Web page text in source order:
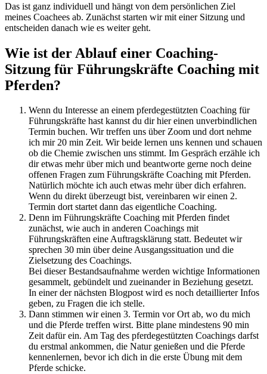
Das ist ganz individuell und hängt von dem persönlichen Ziel
meines Coachees ab. Zunächst starten wir mit einer Sitzung und
entscheiden danach wie es weiter geht.
Wie ist der Ablauf einer Coaching-
Sitzung für Führungskräfte Coaching mit
Pferden?
Wenn du Interesse an einem pferdegestützten Coaching für
Führungskräfte hast kannst du dir hier einen unverbindlichen
Termin buchen. Wir treffen uns über Zoom und dort nehme
ich mir 20 min Zeit. Wir beide lernen uns kennen und schauen
ob die Chemie zwischen uns stimmt. Im Gespräch erzähle ich
dir etwas mehr über mich und beantworte gerne noch deine
offenen Fragen zum Führungskräfte Coaching mit Pferden.
Natürlich möchte ich auch etwas mehr über dich erfahren.
Wenn du direkt überzeugt bist, vereinbaren wir einen 2.
Termin dort startet dann das eigentliche Coaching.
Denn im Führungskräfte Coaching mit Pferden findet
zunächst, wie auch in anderen Coachings mit
Führungskräften eine Auftragsklärung statt. Bedeutet wir
sprechen 30 min über deine Ausgangssituation und die
Zielsetzung des Coachings.
Bei dieser Bestandsaufnahme werden wichtige Informationen
gesammelt, gebündelt und zueinander in Beziehung gesetzt.
In einer der nächsten Blogpost wird es noch detaillierter Infos
geben, zu Fragen die ich stelle.
Dann stimmen wir einen 3. Termin vor Ort ab, wo du mich
und die Pferde treffen wirst. Bitte plane mindestens 90 min
Zeit dafür ein. Am Tag des pferdegestützten Coachings darfst
du erstmal ankommen, die Natur genießen und die Pferde
kennenlernen, bevor ich dich in die erste Übung mit dem
Pferde schicke.